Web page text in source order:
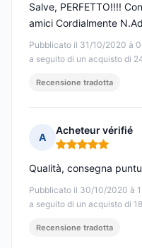
Pubblicato il 31/10/2020 à
a seguito di un acquisto di
Salve, PERFETTO!!!!
amici Cordialmente
Recensione tradotta
A
Acheteur vérifié
Nota: 5 su 5
Pubblicato il 30/10/2020 à
a seguito di un acquisto di
Qualità, consegna
Recensione tradotta